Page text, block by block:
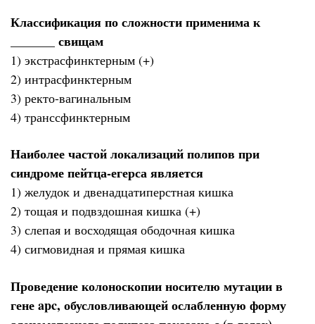
Классификация по сложности применима к
_______ свищам
1) экстрасфинктерным (+)
2) интрасфинктерным
3) ректо-вагинальным
4) транссфинктерным
Наиболее частой локализаций полипов при
синдроме пейтца-егерса является
1) желудок и двенадцатиперстная кишка
2) тощая и подвздошная кишка (+)
3) слепая и восходящая ободочная кишка
4) сигмовидная и прямая кишка
Проведение колоноскопии носителю мутации в
гене apc, обусловливающей ослабленную форму